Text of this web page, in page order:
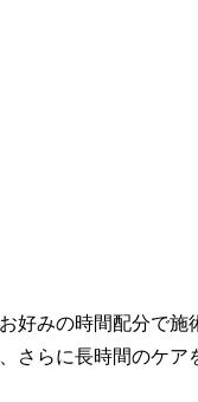
好みの時間配分で
さらに長時間のケア